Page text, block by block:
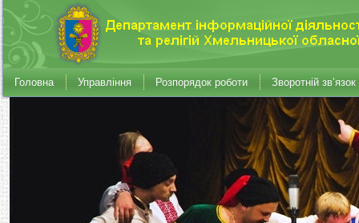
Головна Управління Розпорядок роботи Зворотній зв’язок